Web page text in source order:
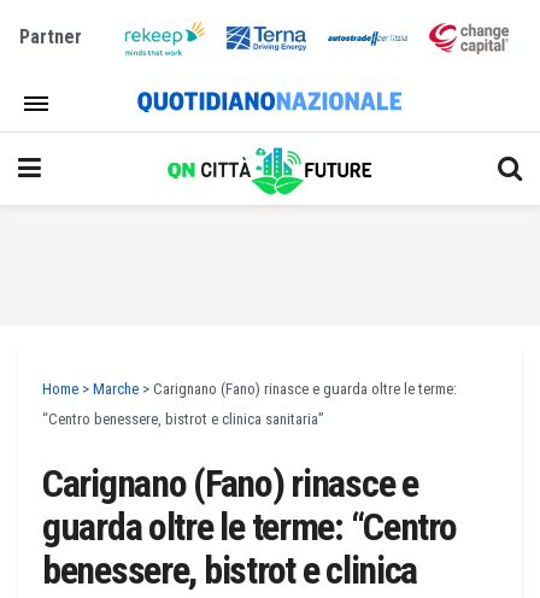
Partner
Home > Marche > Carignano (Fano) rinasce e guarda oltre le terme:
“Centro benessere, bistrot e clinica sanitaria”
Carignano (Fano) rinasce e
guarda oltre le terme: “Centro
benessere, bistrot e clinica